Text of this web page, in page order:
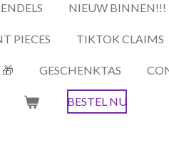
NIEUW BINNEN!!!
PIECES TIKTOK CLAIMS
GESCHENKTAS
BESTEL NU